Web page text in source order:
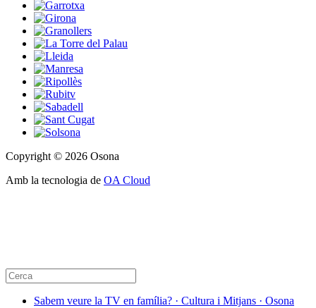
Copyright © 2026 Osona
Amb la tecnologia de OA Cloud
Sabem veure la TV en família? · Cultura i Mitjans · Osona